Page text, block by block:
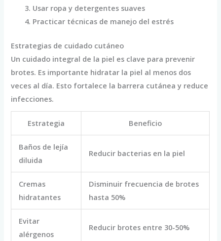
Usar ropa y detergentes suaves
Practicar técnicas de manejo del estrés
Estrategias de cuidado cutáneo
Un cuidado integral de la piel es clave para prevenir
brotes. Es importante hidratar la piel al menos dos
veces al día. Esto fortalece la barrera cutánea y reduce
infecciones.
Estrategia Beneficio
Baños de lejía
diluida
Reducir bacterias en la piel
Cremas
hidratantes
Disminuir frecuencia de brotes
hasta 50%
Evitar
alérgenos
Reducir brotes entre 30-50%